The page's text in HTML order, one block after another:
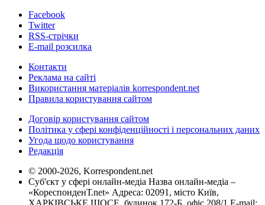
Facebook
Twitter
RSS-стрічки
E-mail розсилка
Контакти
Реклама на сайті
Використання матеріалів korrespondent.net
Правила користування сайтом
Договір користування сайтом
Політика у сфері конфіденційності і персональних даних
Угода щодо користування
Редакція
© 2000-2026, Korrespondent.net
Суб'єкт у сфері онлайн-медіа Назва онлайн-медіа –
«КореспонденТ.net» Адреса: 02091, місто Київ,
ХАРКІВСЬКЕ ШОСЕ, будинок 172-Б, офіс 208/1 E-mail: